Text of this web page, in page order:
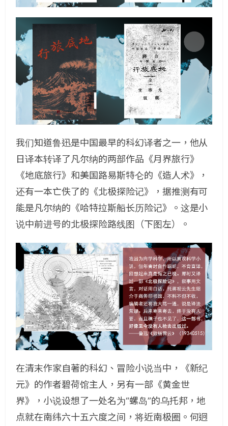
我们知道鲁迅是中国最早的科幻译者之一，他从
日译本转译了凡尔纳的两部作品《月界旅行》
《地底旅行》和美国路易斯特仑的《造人术》，
还有一本亡佚了的《北极探险记》，据推测有可
能是凡尔纳的《哈特拉斯船长历险记》。这是小
说中前进号的北极探险路线图（下图左）。
在清末作家自著的科幻、冒险小说当中，《新纪
元》的作者碧荷馆主人，另有一部《黄金世
界》，小说设想了一处名为“螺岛”的乌托邦，地
点就在南纬六十五六度之间，将近南极圈。何迥